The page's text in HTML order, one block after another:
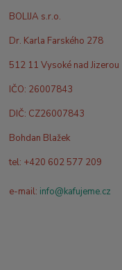
BOLIJA s.r.o.
Dr. Karla Farského 278
512 11 Vysoké nad Jizerou
IČO: 26007843
DIČ: CZ26007843
Bohdan Blažek
tel: +420 602 577 209
e-mail: info@kafujeme.cz